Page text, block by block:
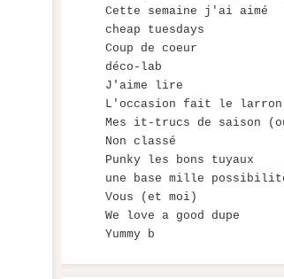
Cette semaine j'ai aimé
cheap tuesdays
Coup de coeur
déco-lab
J'aime lire
L'occasion fait le larron
Mes it-trucs de saison
Non classé
Punky les bons tuyaux
une base mille
Vous (et moi)
We love a good dupe
Yummy b